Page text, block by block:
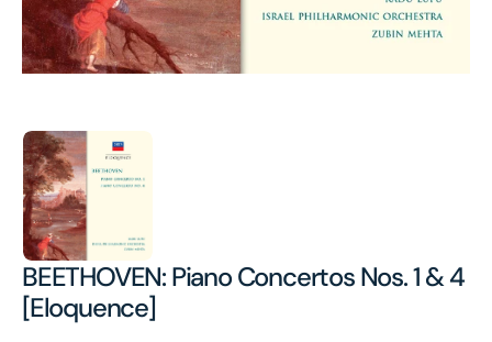
BEETHOVEN: Piano Concertos Nos. 1 & 4
[Eloquence]